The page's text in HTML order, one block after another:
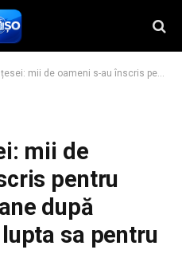
s-au înscris pentru donarea de organe după anunțul despre lupta sa pentru viață
mii de
pentru
după
sa pentru